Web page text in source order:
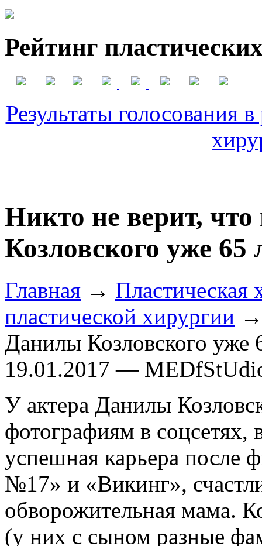
Рейтинг
Результаты голосования
Никто не верит,
Козловского уже 65
Главная → Пластическая
пластической хирургии →
Данилы Козловского уже
19.01.2017 —
У актера Данилы
фотографиям в соцсетях,
успешная карьера после
№17» и «Викинг»,
обворожительная мама.
(у них с сыном разные